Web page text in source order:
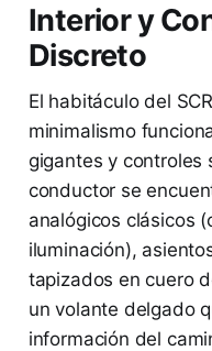
Interior y
Discreto
El habitáculo del
minimalismo
gigantes y controles
conductor se
analógicos clásicos
iluminación),
tapizados en cuero
un volante delgado
información del